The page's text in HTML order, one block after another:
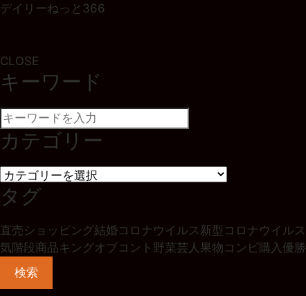
デイリーねっと366
CLOSE
キーワード
カテゴリー
タグ
直売ショッピング結婚 コロナウイルス 新型コロナウイルス
気階段商品キングオブコント 野菜芸人 果物 コンビ購入 優勝
検索